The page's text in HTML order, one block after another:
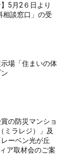
5月2６日より
相談窓口」の受
場「住まいの体
の防災マンショ
ミラレジ）」及
ーベン光が丘
ア取材会のご案